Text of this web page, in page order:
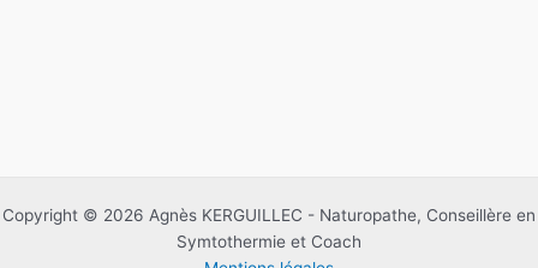
Copyright © 2026 Agnès KERGUILLEC - Naturopathe, Conseillère en
Symtothermie et Coach